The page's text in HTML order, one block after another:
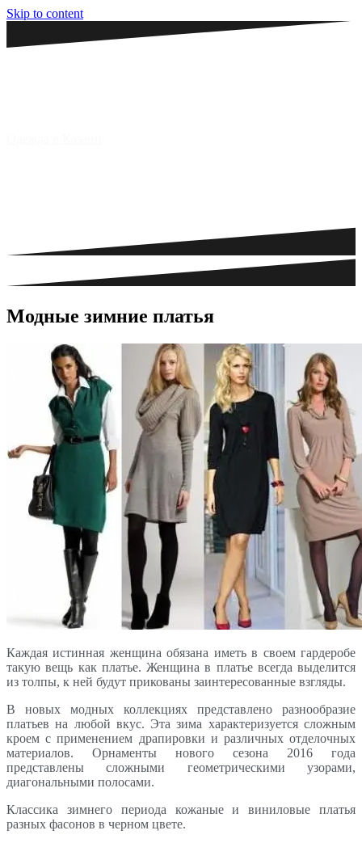
Skip to content
Модные зимние платья
Каждая истинная женщина обязана иметь в своем гардеробе
такую вещь как платье. Женщина в платье всегда выделится
из толпы, к ней будут прикованы заинтересованные взгляды.
В новых модных коллекциях представлено разнообразие
платьев на любой вкус. Эта зима характеризуется сложным
кроем с применением драпировки и различных отделочных
материалов. Орнаменты нового сезона 2016 года
представлены сложными геометрическими узорами,
диагональными полосами.
Классика зимнего периода кожаные и виниловые платья
разных фасонов в черном цвете.